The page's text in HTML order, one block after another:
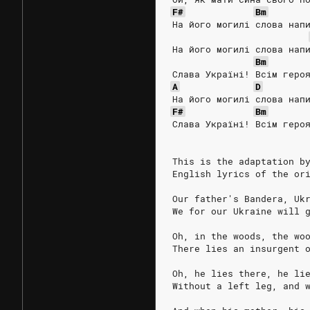
F#
Bm
На його могилі слова
На його могилі слова
Bm
Слава Україні! Всім
A
D
На його могилі слова
F#
Bm
Слава Україні! Всім
This is the adaptation
English lyrics of the
Our father's Bandera,
We for our Ukraine
Oh, in the woods, the
There lies an insurgent
Oh, he lies there, he
Without a left leg, and